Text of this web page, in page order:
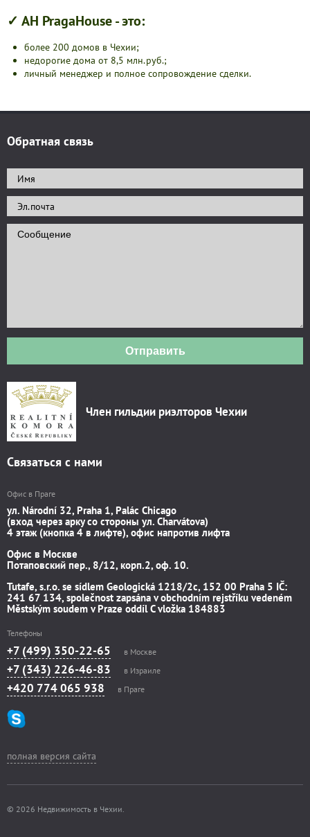
✓ АН PragaHouse - это:
более 200 домов в Чехии;
недорогие дома от 8,5 млн.руб.;
личный менеджер и полное сопровождение сделки.
Обратная связь
Отправить
Член гильдии риэлторов Чехии
Связаться с нами
Офис в Праге
ул. Národní 32, Praha 1, Palác Chicago
(вход через арку со стороны ул. Charvátova)
4 этаж (кнопка 4 в лифте), офис напротив лифта
Офис в Москве
Потаповский пер., 8/12, корп.2, оф. 10.
Tutafe, s.r.o. se sídlem Geologická 1218/2c, 152 00 Praha 5 IČ:
241 67 134, společnost zapsána v obchodním rejstříku vedeném
Městským soudem v Praze oddíl C vložka 184883
Телефоны
+7 (499) 350-22-65 в Москве
+7 (343) 226-46-83 в Израиле
+420 774 065 938 в Праге
полная версия сайта
© 2026 Недвижимость в Чехии.